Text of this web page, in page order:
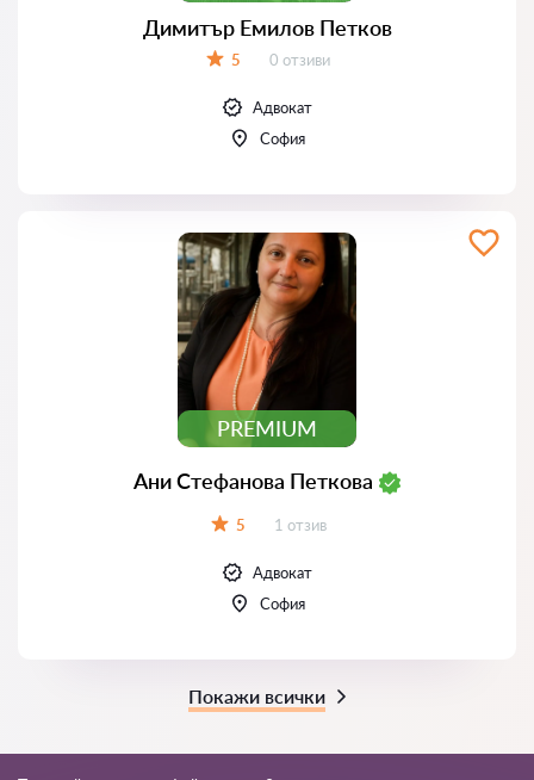
Димитър Емилов Петков
5 Отзиви:
0 отзиви
Адвокат
София
PREMIUM
Ани Стефанова Петкова
5 Отзиви:
1 отзив
Адвокат
София
Покажи всички